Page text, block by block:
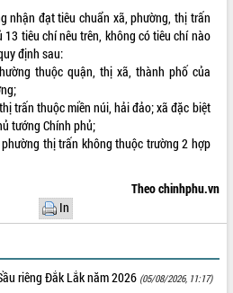
nhận đạt tiêu chuẩn xã, phường, thị trấn
tiêu chí nêu trên, không có tiêu chí nào
định sau:
thuộc quận, thị xã, thành phố của
trấn thuộc miền núi, hải đảo; xã đặc biệt
tướng Chính phủ;
thị trấn không thuộc trường 2 hợp
Theo chinhphu.vn
In
riêng Đắk Lắk năm 2026 (05/08/2026, 11:17)